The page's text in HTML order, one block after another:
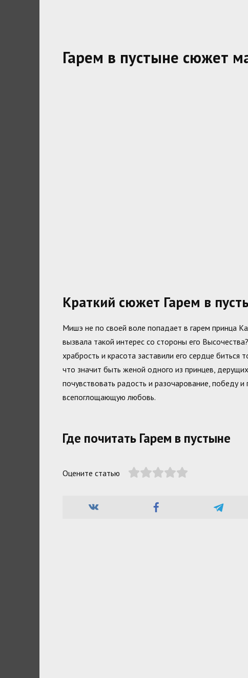
Гарем в пустыне сюжет
Краткий сюжет Гарем в
Мишэ не по своей воле попадает в гарем принца
вызвала такой интерес со стороны его
храбрость и красота заставили его сердце
что значит быть женой одного из принцев,
почувствовать радость и разочарование, победу
всепоглощающую любовь.
Где почитать Гарем в пустыне
Оцените статью